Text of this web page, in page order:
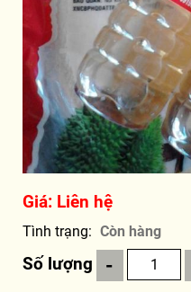
Giá: Liên hệ
Tình trạng Còn hàng
Số lượng -